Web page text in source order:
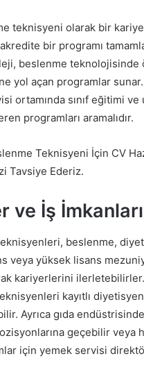
teknisyeni olarak bir
bir programı
beslenme teknolojisinde
yol açan programlar
ortamında sınıf eğitimi ve
programları aramalıdır.
Teknisyeni İçin CV
Tavsiye Ederiz.
ve İş İmkanları
beslenme,
veya yüksek lisans
kariyerlerini
kayıtlı
Ayrıca gıda
geçebilir veya
için yemek servisi